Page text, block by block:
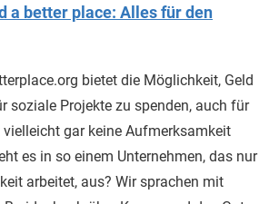
a better place: Alles für den
bietet die Möglichkeit, Geld
soziale Projekte zu spenden, auch für
gar keine Aufmerksamkeit
es in so einem Unternehmen, das nur
arbeitet, aus? Wir sprachen mit